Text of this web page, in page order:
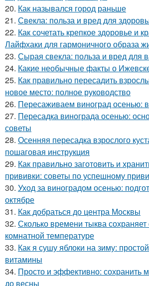
20. Как назывался город раньше
21. Свекла: польза и вред для
22. Как сочетать крепкое здоровье и
Лайфхаки для гармоничного образа
23. Сырая свекла: польза и вред для
24. Какие необычные факты о
25. Как правильно пересадить
новое место: полное руководство
26. Пересаживаем виноград осенью:
27. Пересадка винограда осенью:
советы
28. Осенняя пересадка взрослого
пошаговая инструкция
29. Как правильно заготовить и
прививки: советы по успешному
30. Уход за виноградом осенью:
октябре
31. Как добраться до центра Москвы
32. Сколько времени тыква сохраняет
комнатной температуре
33. Как я сушу яблоки на зиму:
витамины
34. Просто и эффективно: сохранить
до весны